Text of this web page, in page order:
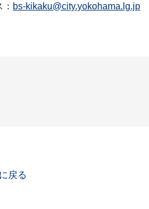
bs-kikaku@city.yokohama.lg.jp
戻る